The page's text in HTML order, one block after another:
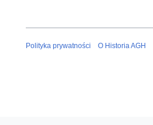
Polityka prywatności O Historia AGH